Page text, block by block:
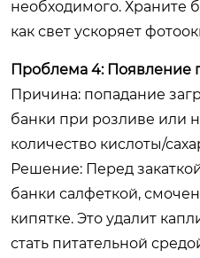
необходимого. Храните
как свет ускоряет
Проблема 4: Появление
Причина: попадание
банки при розливе или
количество кислоты/
Решение: Перед
банки салфеткой,
кипятке. Это удалит
стать питательной